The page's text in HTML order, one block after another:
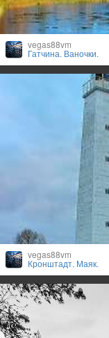
vegas88vm
Гатчина. Ваночки.
vegas88vm
Кронштадт. Маяк.